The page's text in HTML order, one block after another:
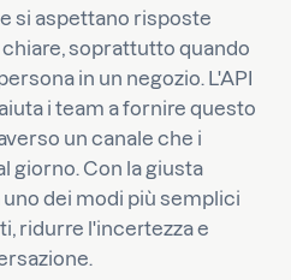
si aspettano risposte
soprattutto quando
in un negozio. L'API
i team a fornire questo
un canale che i
giorno. Con la giusta
dei modi più semplici
ridurre l'incertezza e